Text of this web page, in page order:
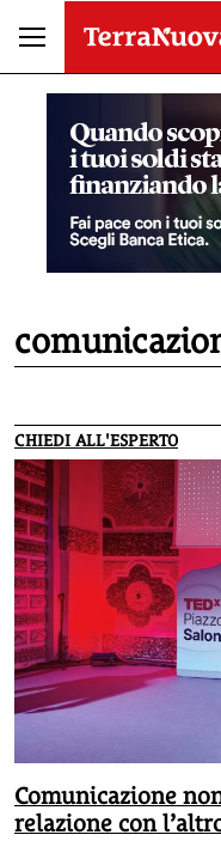
CHIEDI ALL'ESPERTO
Comunicazione
relazione con